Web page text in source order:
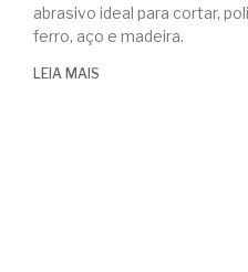
abrasivo ideal para cortar,
ferro, aço e madeira.
LEIA MAIS